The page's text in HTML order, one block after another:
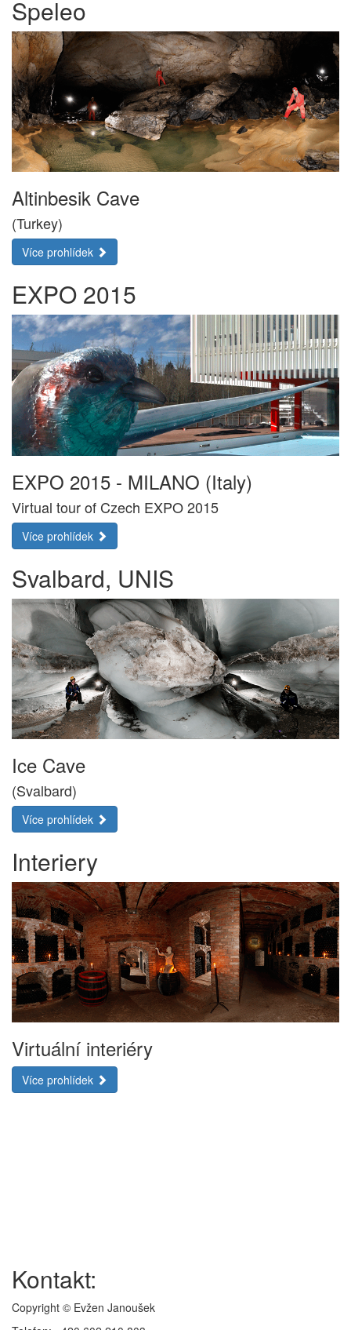
Speleo
Altinbesik Cave
(Turkey)
Více prohlídek
EXPO 2015
EXPO 2015 - MILANO (Italy)
Virtual tour of Czech EXPO 2015
Více prohlídek
Svalbard, UNIS
Ice Cave
(Svalbard)
Více prohlídek
Interiery
Virtuální interiéry
Více prohlídek
Kontakt:
Copyright © Evžen Janoušek